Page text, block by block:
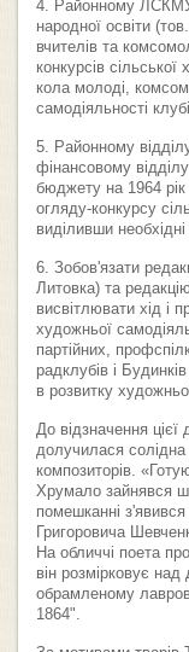
4. Районному ЛСКМУ
народної освіти
вчителів та
конкурсів
кола молоді,
самодіяльності
5. Районному
фінансовому
бюджету на 1964 рік
огляду-конкурсу
виділивши
6. Зобов'язати
Литовка) та
висвітлювати хід і
художньої
партійних,
радклубів і
в розвитку
До відзначення
долучилася солідна
композиторів.
Хрумало зайнявся
помешканні
Григоровича
На обличчі поета
він розмірковує
обрамленому
1864".